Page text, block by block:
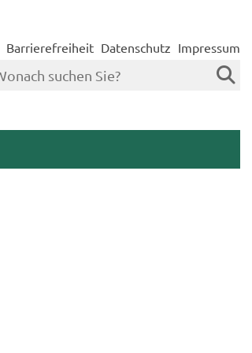
Barrierefreiheit Datenschutz Impressum